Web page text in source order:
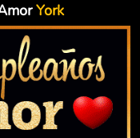
York